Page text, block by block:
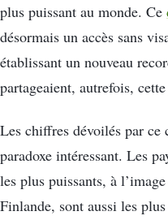
plus puissant au monde. Ce
désormais un accès sans
établissant un nouveau
partageaient, autrefois,
Les chiffres dévoilés par ce
paradoxe intéressant. Les
les plus puissants, à
Finlande, sont aussi les